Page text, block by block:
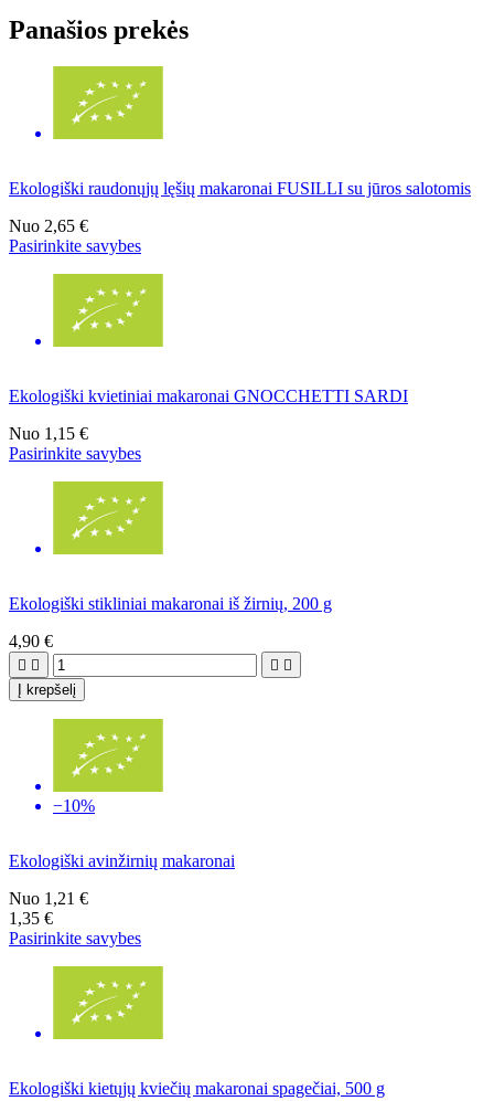
Panašios prekės
Ekologiški raudonųjų lęšių makaronai FUSILLI su jūros salotomis
Nuo 2,65 €
Pasirinkite savybes
Ekologiški kvietiniai makaronai GNOCCHETTI SARDI
Nuo 1,15 €
Pasirinkite savybes
Ekologiški stikliniai makaronai iš žirnių, 200 g
4,90 €
   
Į krepšelį
−10%
Ekologiški avinžirnių makaronai
Nuo 1,21 €
1,35 €
Pasirinkite savybes
Ekologiški kietųjų kviečių makaronai spagečiai, 500 g